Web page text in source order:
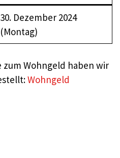
30. Dezember 2024
(Montag)
Wohngeld haben wir
Wohngeld